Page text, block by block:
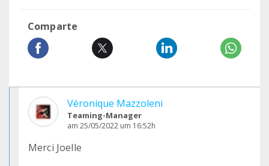
Comparte
Véronique Mazzoleni
Teaming-Manager
am 25/05/2022 um 16:52h
Merci Joelle